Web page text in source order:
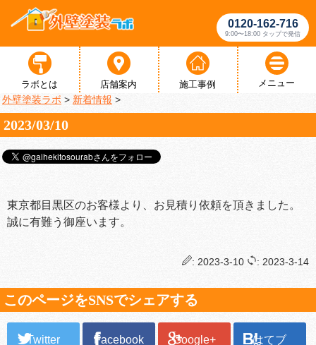
0120-162-716
9:00〜18:00 タップで発信
ラボとは 店舗案内 施工事例 メニュー
外壁塗装ラボ > 新着情報 >
2023/03/10
東京都目黒区のお客様より、お見積り依頼を頂きました。
誠に有難う御座います。
: 2023-3-10 : 2023-3-14
このページをSNSでシェアする
Twitter Facebook Google+ はてブ